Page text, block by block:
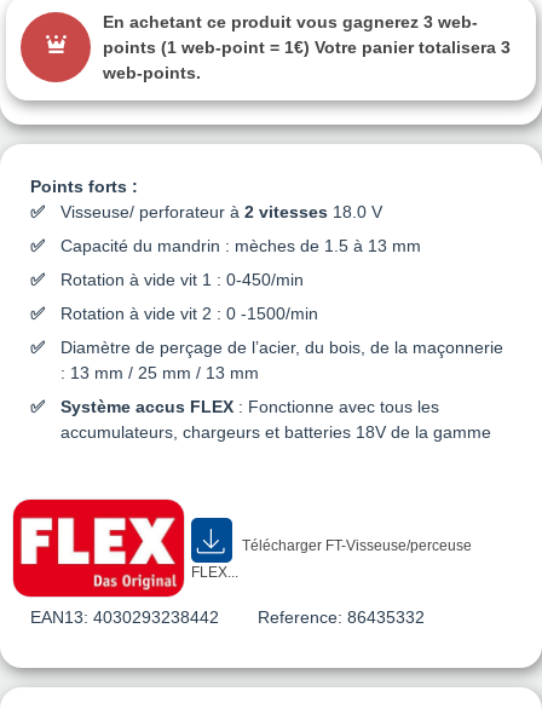
Points forts :
Visseuse/ perforateur à 2 vitesses 18.0 V
Capacité du mandrin : mèches de 1.5 à 13 mm
Rotation à vide vit 1 : 0-450/min
Rotation à vide vit 2 : 0 -1500/min
Diamètre de perçage de l’acier, du bois, de la maçonnerie
: 13 mm / 25 mm / 13 mm
Système accus FLEX : Fonctionne avec tous les
accumulateurs, chargeurs et batteries 18V de la gamme
Télécharger FT-Visseuse/perceuse
FLEX...
EAN13: 4030293238442 Reference: 86435332
En achetant ce produit vous gagnerez 3 web-
points (1 web-point = 1€) Votre panier totalisera 3
web-points.